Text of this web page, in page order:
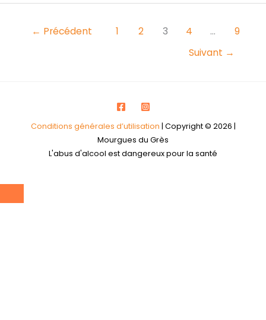
← Précédent 1 2 3 4 …
9
Suivant →
Conditions générales d’utilisation | Copyright © 2026 |
Mourgues du Grès
L'abus d'alcool est dangereux pour la santé